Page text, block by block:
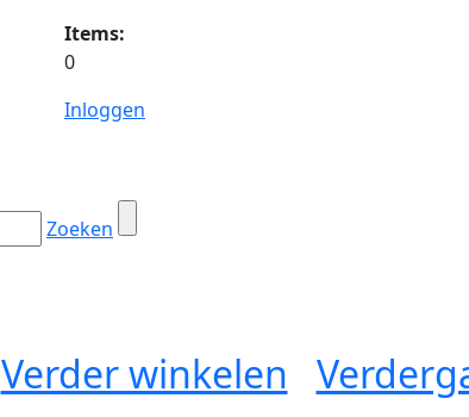
Items:
0
Inloggen
Zoeken
Verder winkelen